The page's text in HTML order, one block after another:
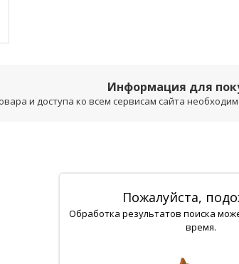
Информация для
и доступа ко всем сервисам сайта
Пожалуйста,
Обработка результатов поиска
время.